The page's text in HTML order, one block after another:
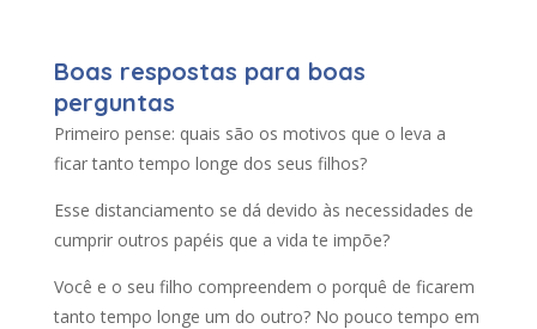
Boas respostas para boas
perguntas
Primeiro pense: quais são os motivos que o leva a
ficar tanto tempo longe dos seus filhos?
Esse distanciamento se dá devido às necessidades de
cumprir outros papéis que a vida te impõe?
Você e o seu filho compreendem o porquê de ficarem
tanto tempo longe um do outro? No pouco tempo em